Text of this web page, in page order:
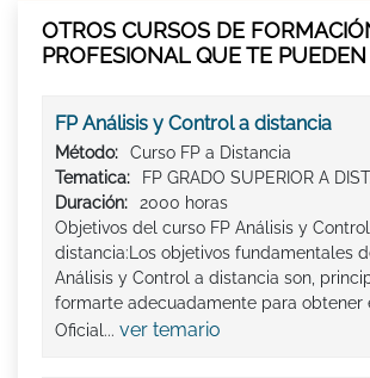
OTROS CURSOS DE
PROFESIONAL QUE TE
FP Análisis y Control a distancia
Método:
Curso FP a Distancia
Tematica:
FP GRADO SUPERIOR A
Duración:
2000 horas
Objetivos del curso FP Análisis y
distancia:Los objetivos fundamentales
Análisis y Control a distancia son,
formarte adecuadamente para obtener
Oficial... ver temario